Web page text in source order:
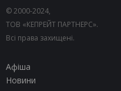
© 2000-2024,
ТОВ «КЕПРЕЙТ ПАРТНЕРС».
Всі права захищені.
Афіша
Новини